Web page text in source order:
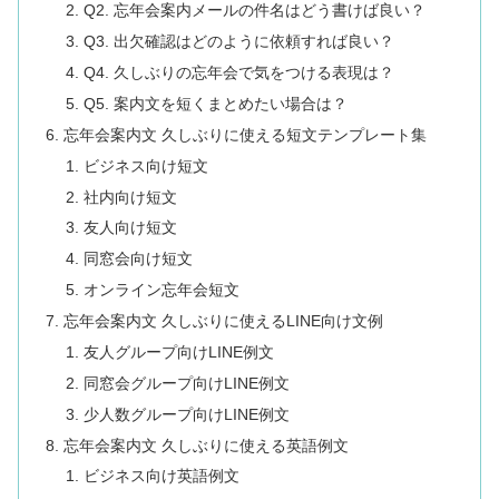
Q2. 忘年会案内メールの件名はどう書けば良い？
Q3. 出欠確認はどのように依頼すれば良い？
Q4. 久しぶりの忘年会で気をつける表現は？
Q5. 案内文を短くまとめたい場合は？
忘年会案内文 久しぶりに使える短文テンプレート集
ビジネス向け短文
社内向け短文
友人向け短文
同窓会向け短文
オンライン忘年会短文
忘年会案内文 久しぶりに使えるLINE向け文例
友人グループ向けLINE例文
同窓会グループ向けLINE例文
少人数グループ向けLINE例文
忘年会案内文 久しぶりに使える英語例文
ビジネス向け英語例文